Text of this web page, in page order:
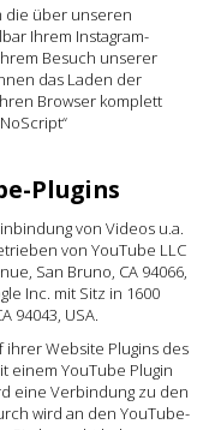
die über unseren
Ihrem Instagram-
Besuch unserer
das Laden der
Browser komplett
Plugins
von Videos u.a.
von YouTube LLC
San Bruno, CA 94066,
Inc. mit Sitz in 1600
94043, USA.
Website Plugins des
einem YouTube Plugin
eine Verbindung zu den
wird an den YouTube-